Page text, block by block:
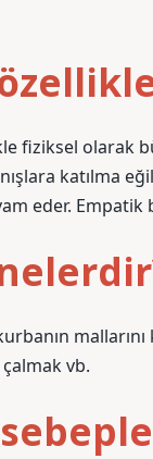
fiziksel olarak
katılma
eder.
vb.